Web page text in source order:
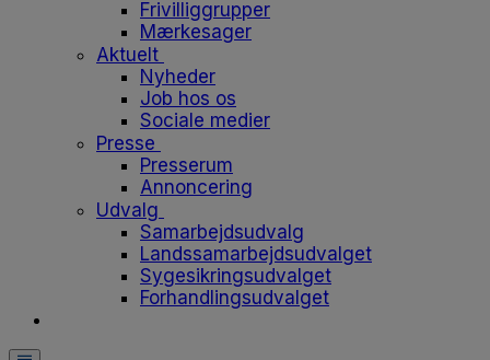
Frivilliggrupper
Mærkesager
Aktuelt
Nyheder
Job hos os
Sociale medier
Presse
Presserum
Annoncering
Udvalg
Samarbejdsudvalg
Landssamarbejdsudvalget
Sygesikringsudvalget
Forhandlingsudvalget